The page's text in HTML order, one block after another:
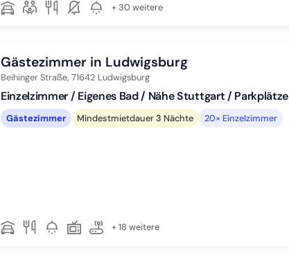
+ 30 weitere
Gästezimmer in Ludwigsburg
Beihinger Straße, 71642 Ludwigsburg
Einzelzimmer / Eigenes Bad / Nähe Stuttgart / Parkplätze
Gästezimmer Mindestmietdauer 3 Nächte 20× Einzelzimmer
+ 18 weitere